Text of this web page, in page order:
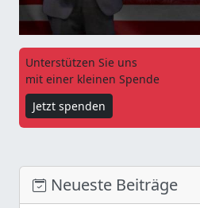
Unterstützen Sie uns
mit einer kleinen Spende
Jetzt spenden
Neueste Beiträge